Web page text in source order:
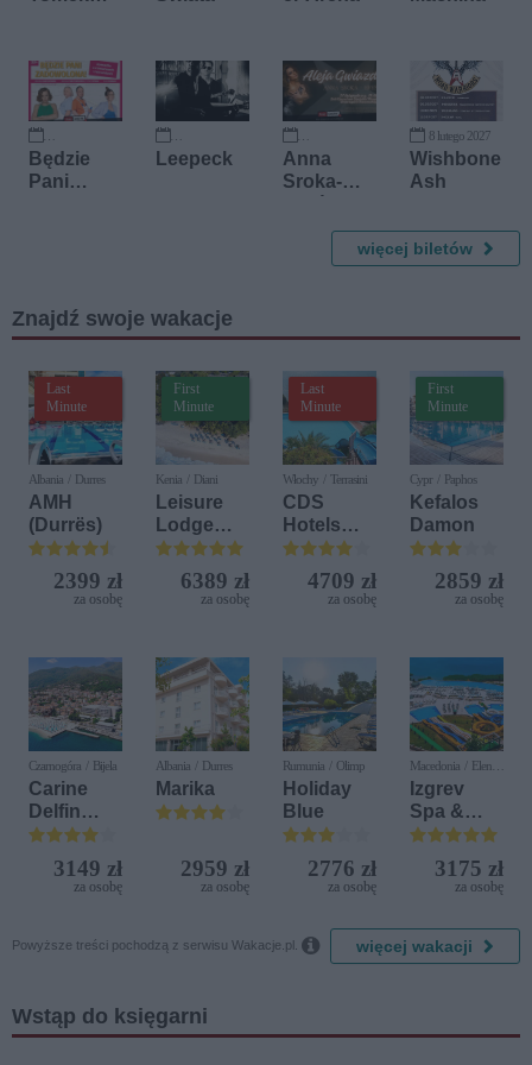
Wolski,
Krzysztof
Kasparek
2 października 2026
Będzie
Pani
7 października 2026
Leepeck 21 listopada 2026
Anna
Sroka-
8 lutego 2027
Wishbone
Ash
więcej biletów
Znajdź swoje wakacje
Last
Minute
Albania / Durres
AMH
(Durrës)
2399 zł
za osobę
First
Minute
Kenia / Diani
Leisure
Lodge
Beach &
Golf
Resort by
6389 zł
za osobę
Last
Minute
Włochy / Terrasini
CDS
Hotels
Terrasini
(ex. Citta
del Mare)
4709 zł
za osobę
First
Minute
Cypr / Paphos
Kefalos
Damon
2859 zł
za osobę
Czarnogóra / Bijela
Carine
Delfin
Bijela (ex.
Iberostar
Bijela
3149 zł
za osobę
Albania / Durres
Marika
2959 zł
za osobę
Rumunia / Olimp
Holiday
Blue
2776 zł
za osobę
Macedonia / Elen
Kamen
Izgrev
Spa &
Aquapark
3175 zł
za osobę
Powyższe treści pochodzą z serwisu Wakacje.pl.  więcej wakacji
Wstąp do księgarni